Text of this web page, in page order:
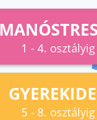
1 - 4. osztályig
5 - 8. osztályig